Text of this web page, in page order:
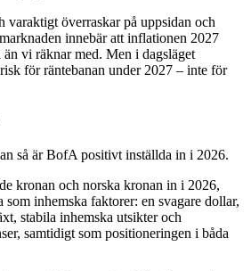
överraskar på uppsidan och
innebär att inflationen 2027
än vi räknar med. Men i dagsläget
för räntebanan under 2027 – inte för
så är BofA positivt inställda in i 2026.
kronan och norska kronan in i 2026,
som inhemska faktorer: en svagare dollar,
stabila inhemska utsikter och
samtidigt som positioneringen i båda